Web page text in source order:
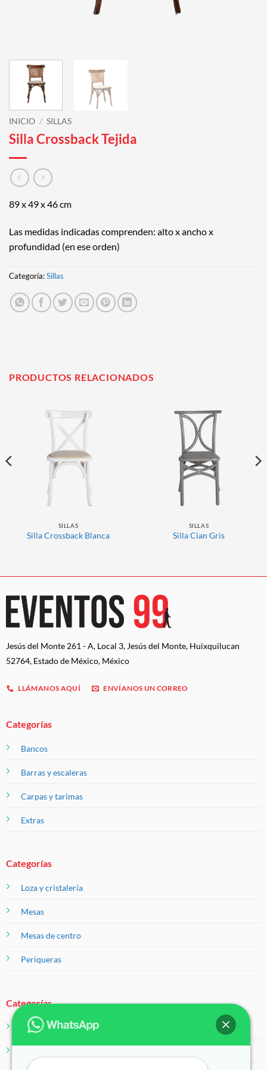
INICIO / SILLAS
Silla Crossback Tejida
89 x 49 x 46 cm
Las medidas indicadas comprenden: alto x ancho x
profundidad (en ese orden)
Categoría:Sillas
PRODUCTOS RELACIONADOS
SILLAS
Silla Crossback Blanca
SILLAS
Silla Cian Gris
Jesús del Monte 261 - A, Local 3, Jesús del Monte, Huixquilucan
52764, Estado de México, México
LLÁMANOS AQUÍ ENVÍANOS UN CORREO
Categorías
Bancos
Barras y escaleras
Carpas y tarimas
Extras
Categorías
Loza y cristalería
Mesas
Mesas de centro
Periqueras
Categorías
Salas